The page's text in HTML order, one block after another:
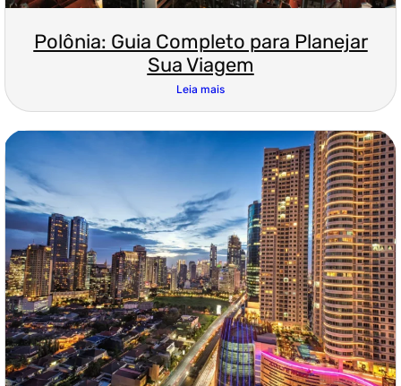
Polônia: Guia Completo para Planejar
Sua Viagem
Leia mais